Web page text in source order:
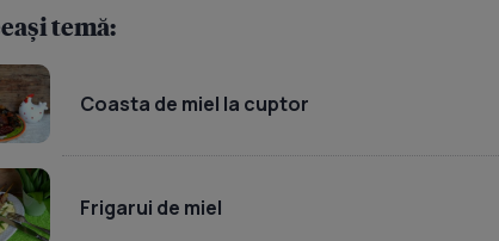
temă:
Coasta de miel la cuptor
Frigarui de miel